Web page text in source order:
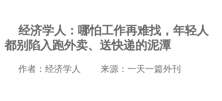
经济学人：哪怕工作再难找，年轻人
都别陷入跑外卖、送快递的泥潭
作者：经济学人 来源：一天一篇外刊